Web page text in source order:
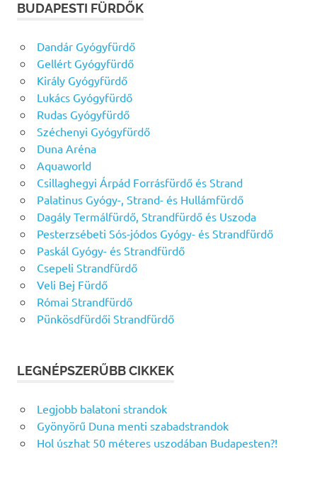
BUDAPESTI FÜRDŐK
Dandár Gyógyfürdő
Gellért Gyógyfürdő
Király Gyógyfürdő
Lukács Gyógyfürdő
Rudas Gyógyfürdő
Széchenyi Gyógyfürdő
Duna Aréna
Aquaworld
Csillaghegyi Árpád Forrásfürdő és Strand
Palatinus Gyógy-, Strand- és Hullámfürdő
Dagály Termálfürdő, Strandfürdő és Uszoda
Pesterzsébeti Sós-jódos Gyógy- és Strandfürdő
Paskál Gyógy- és Strandfürdő
Csepeli Strandfürdő
Veli Bej Fürdő
Római Strandfürdő
Pünkösdfürdői Strandfürdő
LEGNÉPSZERŰBB CIKKEK
Legjobb balatoni strandok
Gyönyörű Duna menti szabadstrandok
Hol úszhat 50 méteres uszodában Budapesten?!